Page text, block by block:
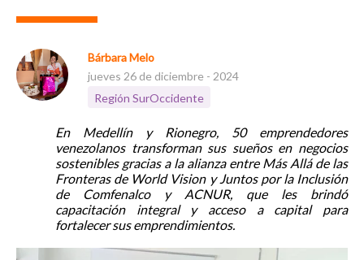
Bárbara Melo
jueves 26 de diciembre - 2024
Región SurOccidente
En Medellín y Rionegro, 50 emprendedores
venezolanos transforman sus sueños en negocios
sostenibles gracias a la alianza entre Más Allá de las
Fronteras de World Vision y Juntos por la Inclusión
de Comfenalco y ACNUR, que les brindó
capacitación integral y acceso a capital para
fortalecer sus emprendimientos.